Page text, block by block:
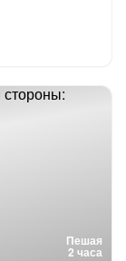
Пешая
2 часа